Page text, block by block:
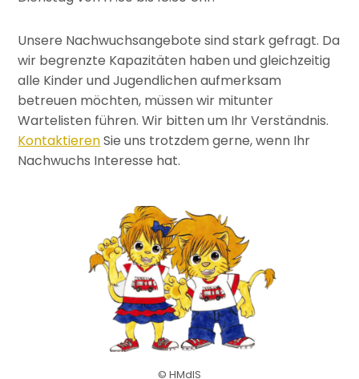
Unsere Nachwuchsangebote sind stark gefragt. Da
wir begrenzte Kapazitäten haben und gleichzeitig
alle Kinder und Jugendlichen aufmerksam
betreuen möchten, müssen wir mitunter
Wartelisten führen. Wir bitten um Ihr Verständnis.
KontaktierenSie uns trotzdem gerne, wenn Ihr
Nachwuchs Interesse hat.
© HMdIS